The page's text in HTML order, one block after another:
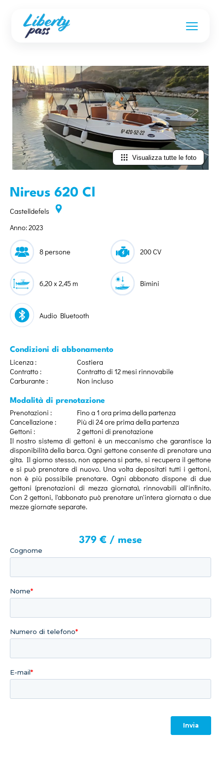
Visualizza tutte le foto
Nireus 620 Cl
Castelldefels
Anno: 2023
8 persone 200 CV
6,20 x 2,45 m Bimini
Audio Bluetooth
Condizioni di abbonamento
Licenza :
Costiera
Contratto :
Contratto di 12 mesi rinnovabile
Carburante :
Non incluso
Modalità di prenotazione
Prenotazioni :
Fino a 1 ora prima della partenza
Cancellazione :
Più di 24 ore prima della partenza
Gettoni :
2 gettoni di prenotazione
Il nostro sistema di gettoni è un meccanismo che garantisce la
disponibilità della barca. Ogni gettone consente di prenotare una
gita. Il giorno stesso, non appena si parte, si recupera il gettone
e si può prenotare di nuovo. Una volta depositati tutti i gettoni,
non è più possibile prenotare. Ogni abbonato dispone di due
gettoni (prenotazioni di mezza giornata), rinnovabili all'infinito.
Con 2 gettoni, l'abbonato può prenotare un'intera giornata o due
mezze giornate separate.
379 € / mese